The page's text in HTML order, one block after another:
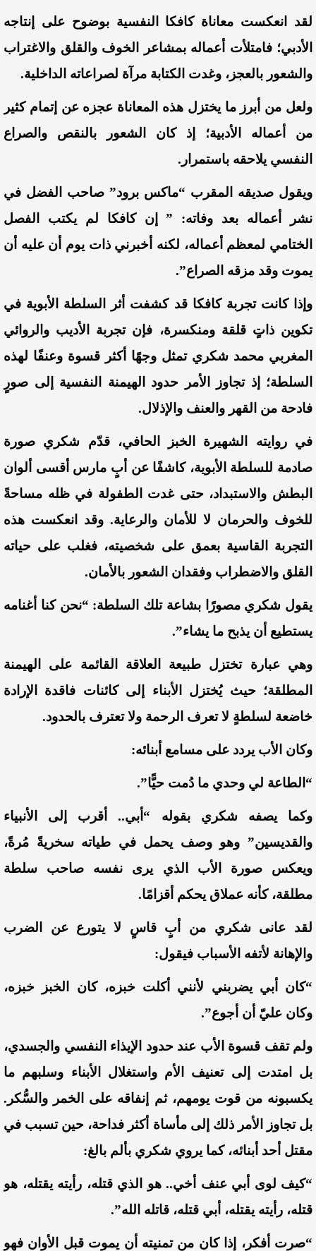
لقد انعكست معاناة كافكا النفسية بوضوح على إنتاجه
الأدبي؛ فامتلأت أعماله بمشاعر الخوف والقلق والاغتراب
والشعور بالعجز، وغدت الكتابة مرآة لصراعاته الداخلية.
ولعل من أبرز ما يختزل هذه المعاناة عجزه عن إتمام كثير
من أعماله الأدبية؛ إذ كان الشعور بالنقص والصراع
النفسي يلاحقه باستمرار.
ويقول صديقه المقرب “ماكس برود” صاحب الفضل في
نشر أعماله بعد وفاته:
” إن كافكا لم يكتب الفصل
الختامي لمعظم أعماله، لكنه أخبرني ذات يوم أن عليه أن
يموت وقد مزقه الصراع”.
وإذا كانت تجربة كافكا قد كشفت أثر السلطة الأبوية في
تكوين ذاتٍ قلقة ومنكسرة، فإن تجربة الأديب والروائي
المغربي محمد شكري تمثل وجهًا أكثر قسوة وعنفًا لهذه
السلطة؛ إذ تجاوز الأمر حدود الهيمنة النفسية إلى صورٍ
فادحة من القهر والعنف والإذلال.
في روايته الشهيرة الخبز الحافي، قدّم شكري صورة
صادمة للسلطة الأبوية، كاشفًا عن أبٍ مارس أقسى ألوان
البطش والاستبداد، حتى غدت الطفولة في ظله مساحةً
للخوف والحرمان لا للأمان والرعاية. وقد انعكست هذه
التجربة القاسية بعمق على شخصيته، فغلب على حياته
القلق والاضطراب وفقدان الشعور بالأمان.
يقول شكريمصورًابشاعة تلك السلطة: “نحن كنا أغنامه
يستطيع أن يذبح ما يشاء”.
وهي عبارة تختزل طبيعة العلاقة القائمة على الهيمنة
المطلقة؛ حيث يُختزل الأبناء إلى كائنات فاقدة الإرادة
خاضعة لسلطةٍ لا تعرف الرحمة ولا تعترف بالحدود.
وكان الأب يردد على مسامع أبنائه:
“الطاعة لي وحدي ما دُمت حيًّا”.
وكما يصفه شكري بقوله “أبي.. أقرب إلى الأنبياء
والقديسين” وهو وصف يحمل في طياته سخريةً مُرةً،
ويعكس صورة الأب الذي يرى نفسه صاحب سلطة
مطلقة، كأنه عملاق يحكم أقزامًا.
لقد عانى شكري من أبٍ قاسٍ لا يتورع عن الضرب
والإهانة لأتفه الأسباب فيقول:
“كان أبي يضربني لأنني أكلت خبزه، كان الخبز خبزه،
وكان عليّ أن أجوع”.
ولم تقف قسوة الأب عند حدود الإيذاء النفسي والجسدي،
بل امتدت إلى تعنيف الأم واستغلال الأبناء وسلبهم ما
يكسبونه من قوت يومهم، ثم إنفاقه على الخمر والسُّكر.
بل تجاوز الأمر ذلك إلى مأساة أكثر فداحة، حين تسبب في
مقتل أحد أبنائه، كما يروي شكري بألم بالغ:
“كيف لوى أبي عنف أخي.. هو الذي قتله، رأيته يقتله، هو
قتله، رأيته يقتله، أبي قتله، قاتله الله”.
“صرت أفكر، إذا كان من تمنيته أن يموت قبل الأوان فهو